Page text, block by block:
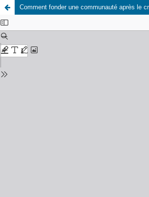
Comment fonder une communauté après le